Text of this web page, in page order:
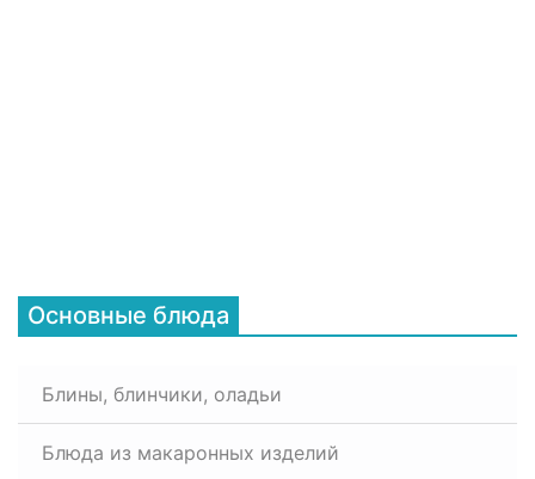
Основные блюда
Блины, блинчики, оладьи
Блюда из макаронных изделий